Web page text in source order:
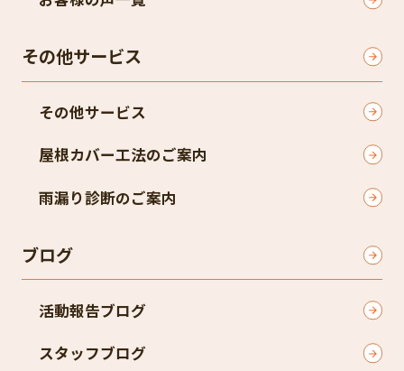
その他サービス
その他サービス
屋根カバー工法のご案内
雨漏り診断のご案内
ブログ
活動報告ブログ
スタッフブログ